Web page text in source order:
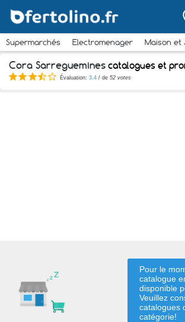
Supermarchés Electromenager Maison et
Cora Sarreguemines catalogues et
Évaluation: 3.4 / de 52 votes
Pour le
catalogue
disponible
Veuillez
catalogues
catégorie!